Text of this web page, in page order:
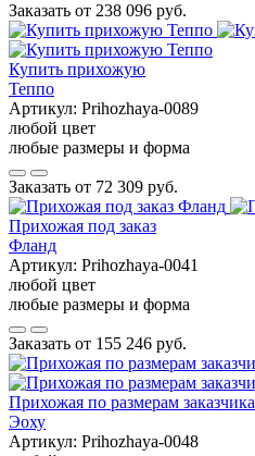
Заказать от 238 096 руб.
Купить прихожую
Теппо
Артикул: Prihozhaya-0089
любой цвет
любые размеры и форма
Заказать от 72 309 руб.
Прихожая под заказ
Фланд
Артикул: Prihozhaya-0041
любой цвет
любые размеры и форма
Заказать от 155 246 руб.
Прихожая по размерам заказчика
Эоху
Артикул: Prihozhaya-0048